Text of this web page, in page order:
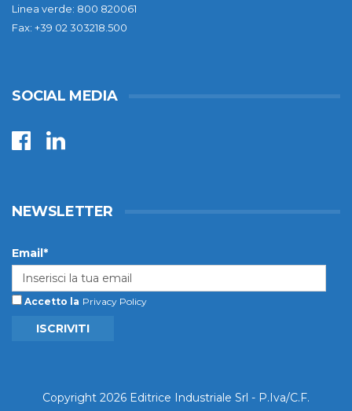
Linea verde: 800 820061
Fax: +39 02 303218.500
SOCIAL MEDIA
NEWSLETTER
Email*
Accetto la Privacy Policy
ISCRIVITI
Copyright 2026 Editrice Industriale Srl - P.Iva/C.F.